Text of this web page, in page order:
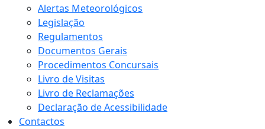
Alertas Meteorológicos
Legislação
Regulamentos
Documentos Gerais
Procedimentos Concursais
Livro de Visitas
Livro de Reclamações
Declaração de Acessibilidade
Contactos